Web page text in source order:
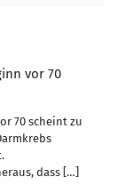
vor 70
70 scheint zu
dass […]